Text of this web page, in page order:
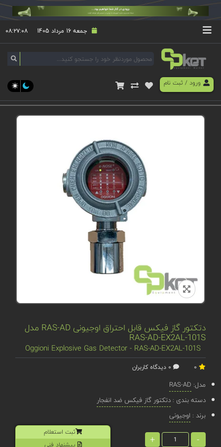
جمعه 16 مرداد 1405 ۰۸:۲۷:۰۸
ورود/ ثبت نام
دتکتور گاز فیکس قابل احتراق اوجیونی RAS-AD مدل
RAS-AD-EX2AL-101S
Oggioni Explosive Gas Detector - RAS-AD-EX2AL-101S
مدل: RAS-AD
دسته بندی :دتکتور گاز فیکس ضد انفجار
برند : اوجیونی
-
+
ثبت استعلام
پیشنهاد فنی